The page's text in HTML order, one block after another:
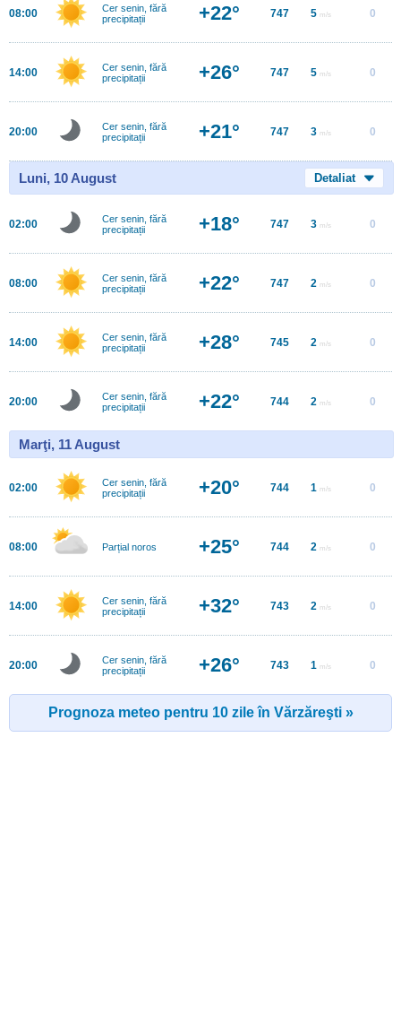
08:00
Cer senin, fără
precipitații
+22° 747 5 m/s 0
14:00
Cer senin, fără
precipitații
+26° 747 5 m/s 0
20:00
Cer senin, fără
precipitații
+21° 747 3 m/s 0
Luni, 10 August Detaliat
02:00
Cer senin, fără
precipitații
+18° 747 3 m/s 0
08:00
Cer senin, fără
precipitații
+22° 747 2 m/s 0
14:00
Cer senin, fără
precipitații
+28° 745 2 m/s 0
20:00
Cer senin, fără
precipitații
+22° 744 2 m/s 0
Marţi, 11 August
02:00
Cer senin, fără
precipitații
+20° 744 1 m/s 0
08:00 Parțial noros +25° 744 2 m/s 0
14:00
Cer senin, fără
precipitații
+32° 743 2 m/s 0
20:00
Cer senin, fără
precipitații
+26° 743 1 m/s 0
Prognoza meteo pentru 10 zile în Vărzăreşti »